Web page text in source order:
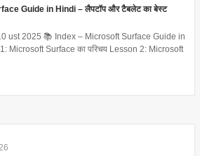
Guide in Hindi – लैपटॉप और टैबलेट का बेस्ट
ust 2025 📚 Index – Microsoft Surface Guide in
Microsoft Surface का परिचय Lesson 2: Microsoft